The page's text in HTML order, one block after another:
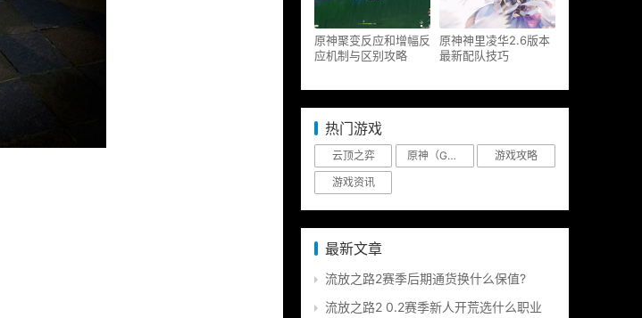
原神聚变反应和增幅反
应机制与区别攻略
原神神里凌华2.6版本
最新配队技巧
热门游戏
云顶之弈 原神（Genshin Impact）
游戏攻略
游戏资讯
最新文章
流放之路2赛季后期通货换什么保值?
流放之路2 0.2赛季新人开荒选什么职业